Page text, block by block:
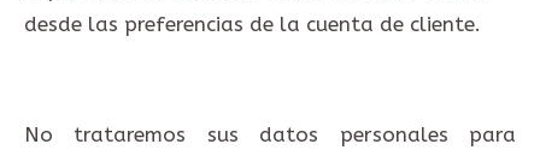
desde las preferencias de la cuenta de cliente.
No trataremos sus datos personales para